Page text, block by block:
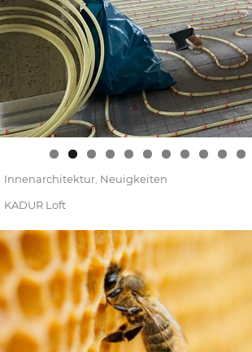
0 1
Innenarchitektur Neuigkeiten
KADUR Loft